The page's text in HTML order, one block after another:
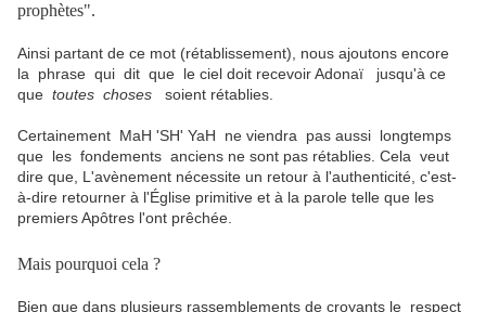
prophètes".
Ainsi partant de ce mot (rétablissement), nous ajoutons encore
la phrase qui dit que le ciel doit recevoir Adonaï jusqu'à ce
que toutes choses soient rétablies.
Certainement MaH 'SH' YaH ne viendra pas aussi longtemps
que les fondements anciens ne sont pas rétablies. Cela veut
dire que, L'avènement nécessite un retour à l'authenticité, c'est-
à-dire retourner à l'Église primitive et à la parole telle que les
premiers Apôtres l'ont prêchée.
Mais pourquoi cela ?
Bien que dans plusieurs rassemblements de croyants le respect